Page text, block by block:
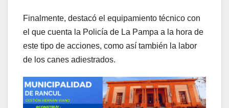
Finalmente, destacó el equipamiento técnico con
el que cuenta la Policía de La Pampa a la hora de
este tipo de acciones, como así también la labor
de los canes adiestrados.